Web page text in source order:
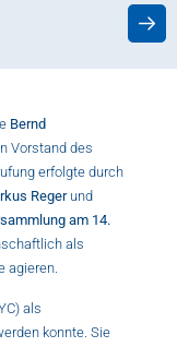
Bernd
Vorstand des
erfolgte durch
Regerund
am 14.
als
agieren.
als
konnte. Sie